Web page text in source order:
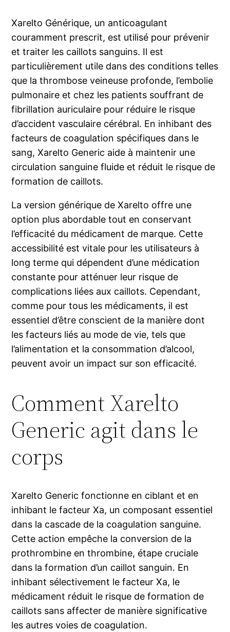
Xarelto Générique, un anticoagulant
couramment prescrit, est utilisé pour prévenir
et traiter les caillots sanguins. Il est
particulièrement utile dans des conditions telles
que la thrombose veineuse profonde, l’embolie
pulmonaire et chez les patients souffrant de
fibrillation auriculaire pour réduire le risque
d’accident vasculaire cérébral. En inhibant des
facteurs de coagulation spécifiques dans le
sang, Xarelto Generic aide à maintenir une
circulation sanguine fluide et réduit le risque de
formation de caillots.
La version générique de Xarelto offre une
option plus abordable tout en conservant
l’efficacité du médicament de marque. Cette
accessibilité est vitale pour les utilisateurs à
long terme qui dépendent d’une médication
constante pour atténuer leur risque de
complications liées aux caillots. Cependant,
comme pour tous les médicaments, il est
essentiel d’être conscient de la manière dont
les facteurs liés au mode de vie, tels que
l’alimentation et la consommation d’alcool,
peuvent avoir un impact sur son efficacité.
Comment Xarelto
Generic agit dans le
corps
Xarelto Generic fonctionne en ciblant et en
inhibant le facteur Xa, un composant essentiel
dans la cascade de la coagulation sanguine.
Cette action empêche la conversion de la
prothrombine en thrombine, étape cruciale
dans la formation d’un caillot sanguin. En
inhibant sélectivement le facteur Xa, le
médicament réduit le risque de formation de
caillots sans affecter de manière significative
les autres voies de coagulation.